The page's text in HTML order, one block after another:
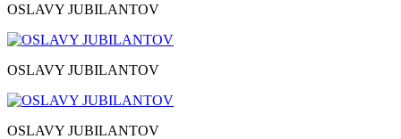
OSLAVY JUBILANTOV
OSLAVY JUBILANTOV
OSLAVY JUBILANTOV